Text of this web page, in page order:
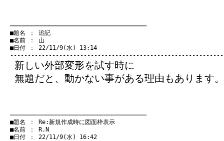
───────────────────────────────────────
■題名 ： 追記
■名前 ： 山
■日付 ： 22/11/9(水) 13:14
新しい外部変形を試す時に
無題だと、動かない事がある理由もあります。
───────────────────────────────────────
■題名 ： Re:新規作成時に図面枠表示
■名前 ： R.N
■日付 ： 22/11/9(水) 16:42